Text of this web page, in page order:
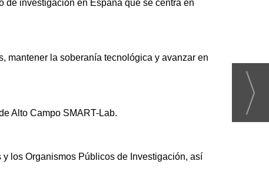
de investigación en España que se centra en
mantener la soberanía tecnológica y avanzar en
Alto Campo SMART-Lab.
los Organismos Públicos de Investigación, así